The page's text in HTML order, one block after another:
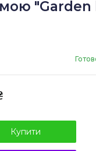
"Garden
Купити